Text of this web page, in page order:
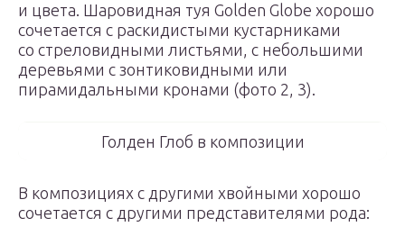
и цвета. Шаровидная туя Golden Globe хорошо
сочетается с раскидистыми кустарниками
со стреловидными листьями, с небольшими
деревьями с зонтиковидными или
пирамидальными кронами (фото 2, 3).
Голден Глоб в композиции
В композициях с другими хвойными хорошо
сочетается с другими представителями рода: